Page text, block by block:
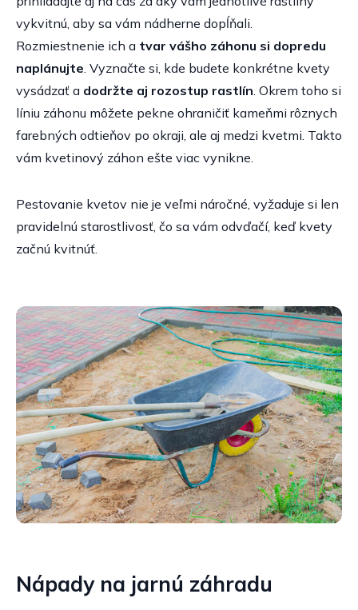
vykvitnú, aby sa vám nádherne dopĺňali.
Rozmiestnenie ich a tvar vášho záhonu si dopredu
naplánujte. Vyznačte si, kde budete konkrétne kvety
vysádzať a dodržte aj rozostup rastlín. Okrem toho si
líniu záhonu môžete pekne ohraničiť kameňmi rôznych
farebných odtieňov po okraji, ale aj medzi kvetmi. Takto
vám kvetinový záhon ešte viac vynikne.
Pestovanie kvetov nie je veľmi náročné, vyžaduje si len
pravidelnú starostlivosť, čo sa vám odvďačí, keď kvety
začnú kvitnúť.
Nápady na jarnú záhradu